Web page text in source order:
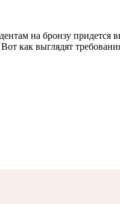
на бронзу придется
как выглядят